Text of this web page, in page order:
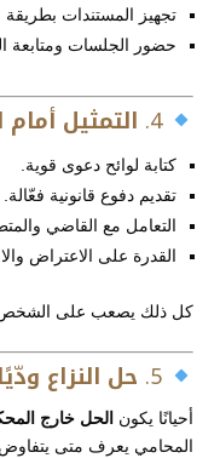
تجهيز المستندات بطريقة
حضور الجلسات ومتابعة
4. التمثيل
كتابة لوائح دعوى قوية.
تقديم دفوع قانونية فعّالة.
التعامل مع القاضي
القدرة على الاعتراض
كل ذلك يصعب على الشخص
5. حل النزاع
أحيانًا يكون الحل خارج
المحامي يعرف متى